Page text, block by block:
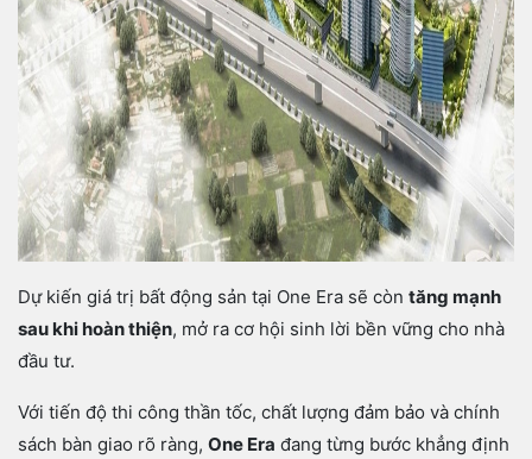
Dự kiến giá trị bất động sản tại One Era sẽ còn tăng mạnh
sau khi hoàn thiện, mở ra cơ hội sinh lời bền vững cho nhà
đầu tư.
Với tiến độ thi công thần tốc, chất lượng đảm bảo và chính
sách bàn giao rõ ràng, One Era đang từng bước khẳng định